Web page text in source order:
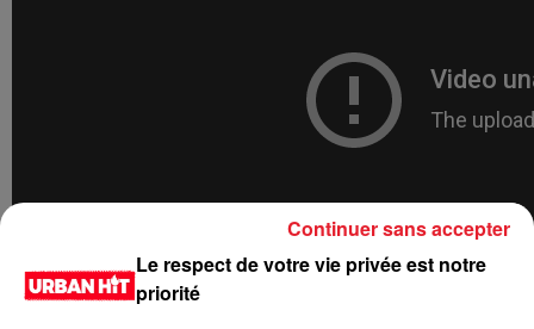
Le respect de votre vie privée est notre
priorité
Continuer sans accepter